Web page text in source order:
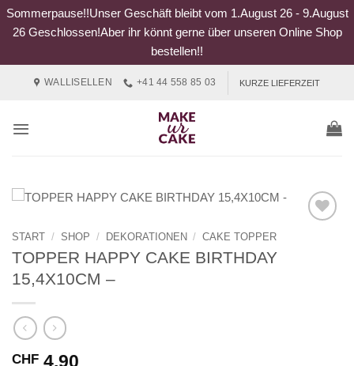
Sommerpause!!Unser Geschäft bleibt vom 1.August 26 - 9.August
26 Geschlossen!Aber ihr könnt gerne über unseren Online Shop
bestellen!!
WALLISELLEN +41 44 558 85 03 KURZE LIEFERZEIT
START / SHOP / DEKORATIONEN / CAKE TOPPER
TOPPER HAPPY CAKE BIRTHDAY
15,4X10CM –
CHF 4.90